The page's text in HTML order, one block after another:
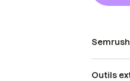
Semrush
Outils